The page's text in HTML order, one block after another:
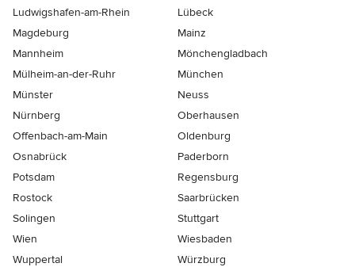
Ludwigshafen-am-Rhein
Lübeck
Magdeburg
Mainz
Mannheim
Mönchen­gladbach
Mülheim-an-der-Ruhr
München
Münster
Neuss
Nürnberg
Oberhausen
Offenbach-am-Main
Oldenburg
Osnabrück
Paderborn
Potsdam
Regensburg
Rostock
Saarbrücken
Solingen
Stuttgart
Wien
Wiesbaden
Wuppertal
Würzburg